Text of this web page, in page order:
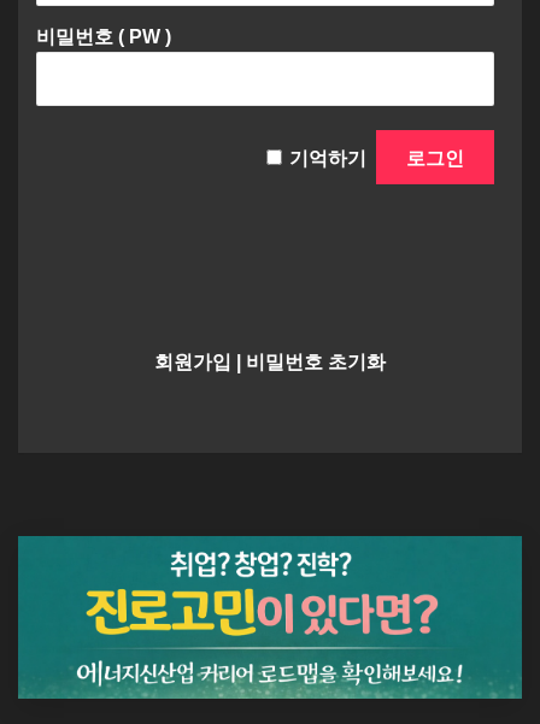
비밀번호 ( PW )
기억하기
회원가입 비밀번호 초기화